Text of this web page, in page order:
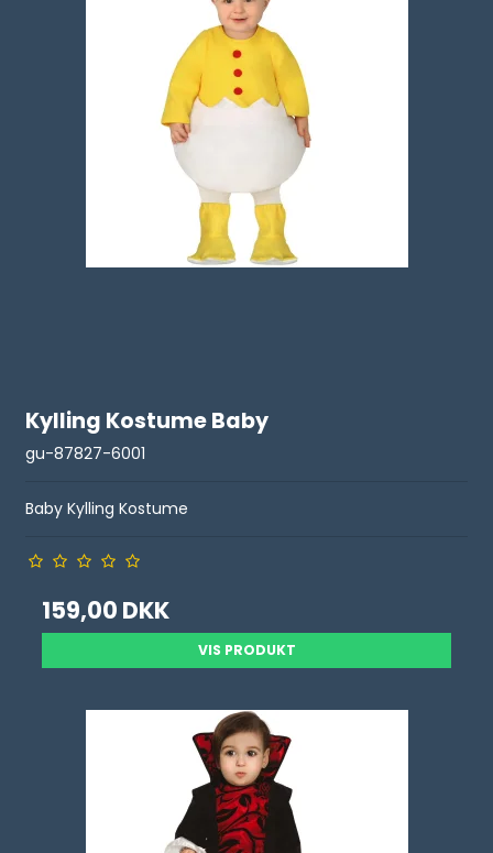
Kylling Kostume Baby
gu-87827-6001
Baby Kylling Kostume
159,00 DKK
VIS PRODUKT